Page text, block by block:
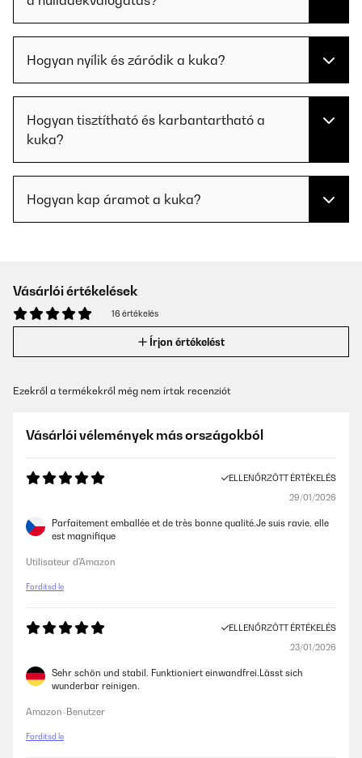
Hogyan nyílik és záródik a kuka?
Hogyan tisztítható és karbantartható a
kuka?
Hogyan kap áramot a kuka?
Vásárlói értékelések
16 értékelés
Írjon értékelést
Ezekről a termékekről még nem írtak recenziót
Vásárlói vélemények más országokból
ELLENŐRZÖTT ÉRTÉKELÉS
29/01/2026
Parfaitement emballée et de très bonne qualité.Je suis ravie, elle
est magnifique
Utilisateur d'Amazon
Fordítsd le
ELLENŐRZÖTT ÉRTÉKELÉS
23/01/2026
Sehr schön und stabil. Funktioniert einwandfrei.Lässt sich
wunderbar reinigen.
Amazon-Benutzer
Fordítsd le